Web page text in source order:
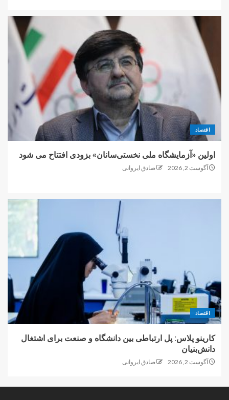
اقتصاد
اولین «آزمایشگاه ملی نخستی‌سانان» بزودی افتتاح می شود
آگوست 2, 2026 صادق ایروانی
اقتصاد
کارینو پلاس: پل ارتباطی بین دانشگاه و صنعت برای اشتغال
دانش‌بنیان
آگوست 2, 2026 صادق ایروانی